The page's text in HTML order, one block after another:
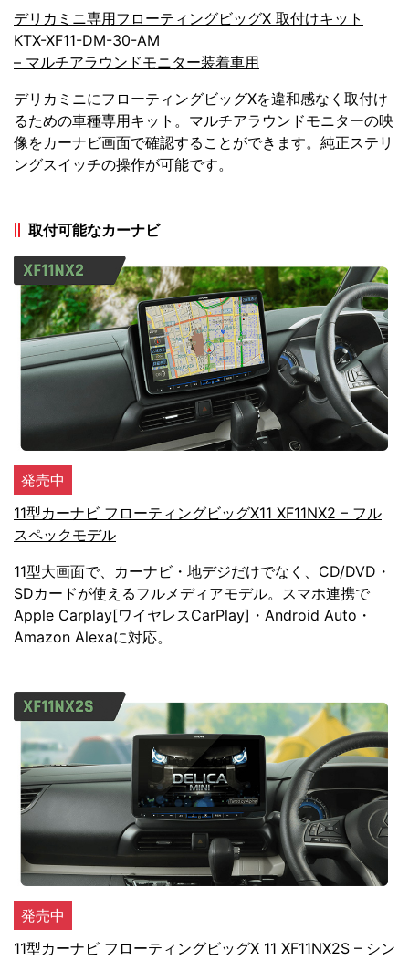
デリカミニ専用フローティングビッグX 取付けキット
KTX-XF11-DM-30-AM
– マルチアラウンドモニター装着車用
デリカミニにフローティングビッグXを違和感なく取付け
るための車種専用キット。マルチアラウンドモニターの映
像をカーナビ画面で確認することができます。純正ステリ
ングスイッチの操作が可能です。
取付可能なカーナビ
発売中
11型カーナビ フローティングビッグX11 XF11NX2 – フル
スペックモデル
11型大画面で、カーナビ・地デジだけでなく、CD/DVD・
SDカードが使えるフルメディアモデル。スマホ連携で
Apple Carplay[ワイヤレスCarPlay]・Android Auto・
Amazon Alexaに対応。
発売中
11型カーナビ フローティングビッグX 11 XF11NX2S – シン